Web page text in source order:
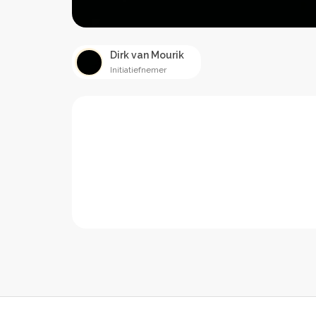
Dirk van Mourik
Initiatiefnemer